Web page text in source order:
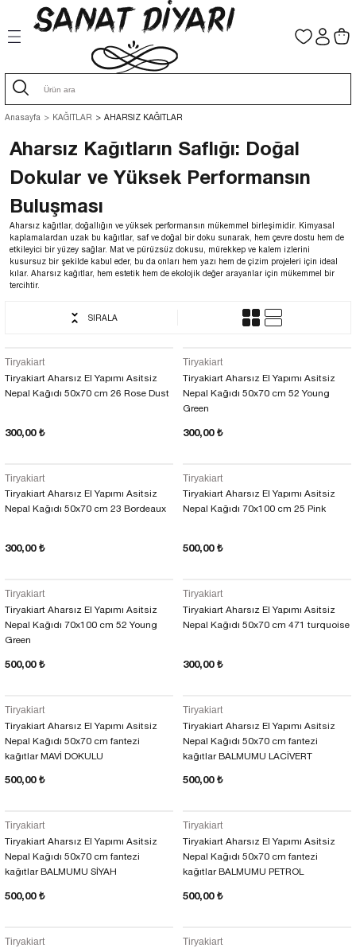
Geri Dön
Geri Dön
Geri Dön
SULU BOYALAR
ÇİZİM SETLERİ
Geri Dön
MALZEMELER
Geri Dön
Geri Dön
Aharlı İtalyan Kağıtlar
Aharlı Japon Kağıtları
Çift Taraf Aharlı Kağıtlar
Muz Kağıtları Aharlı
Aharsız Japon Kağıtları
Aharsız Nepal El Yapımı Kağıtlar
Fil Kağıtları
Geri Dön
Geri Dön
Anasayfa KAĞITLAR AHARSIZ KAĞITLAR
Aharsız Kağıtların Saflığı: Doğal
Dokular ve Yüksek Performansın
Buluşması
Aharsız kağıtlar, doğallığın ve yüksek performansın mükemmel birleşimidir. Kimyasal
kaplamalardan uzak bu kağıtlar, saf ve doğal bir doku sunarak, hem çevre dostu hem de
etkileyici bir yüzey sağlar. Mat ve pürüzsüz dokusu, mürekkep ve kalem izlerini
kusursuz bir şekilde kabul eder, bu da onları hem yazı hem de çizim projeleri için ideal
kılar. Aharsız kağıtlar, hem estetik hem de ekolojik değer arayanlar için mükemmel bir
tercihtir.
SIRALA
Tiryakiart
Tiryakiart Aharsız El Yapımı Asitsiz
Nepal Kağıdı 50x70 cm 26 Rose Dust
300,00 ₺
Tiryakiart
Tiryakiart Aharsız El Yapımı Asitsiz
Nepal Kağıdı 50x70 cm 52 Young
Green
300,00 ₺
Tiryakiart
Tiryakiart Aharsız El Yapımı Asitsiz
Nepal Kağıdı 50x70 cm 23 Bordeaux
300,00 ₺
Tiryakiart
Tiryakiart Aharsız El Yapımı Asitsiz
Nepal Kağıdı 70x100 cm 25 Pink
500,00 ₺
Tiryakiart
Tiryakiart Aharsız El Yapımı Asitsiz
Nepal Kağıdı 70x100 cm 52 Young
Green
500,00 ₺
Tiryakiart
Tiryakiart Aharsız El Yapımı Asitsiz
Nepal Kağıdı 50x70 cm 471 turquoise
300,00 ₺
Tiryakiart
Tiryakiart Aharsız El Yapımı Asitsiz
Nepal Kağıdı 50x70 cm fantezi
kağıtlar MAVİ DOKULU
500,00 ₺
Tiryakiart
Tiryakiart Aharsız El Yapımı Asitsiz
Nepal Kağıdı 50x70 cm fantezi
kağıtlar BALMUMU LACİVERT
500,00 ₺
Tiryakiart
Tiryakiart Aharsız El Yapımı Asitsiz
Nepal Kağıdı 50x70 cm fantezi
kağıtlar BALMUMU SİYAH
500,00 ₺
Tiryakiart
Tiryakiart Aharsız El Yapımı Asitsiz
Nepal Kağıdı 50x70 cm fantezi
kağıtlar BALMUMU PETROL
500,00 ₺
Tiryakiart
Tiryakiart